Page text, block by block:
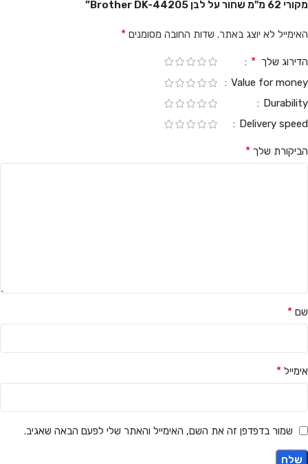
מקורי 62 מ"מ שחור על לבן Brother DK-44205”
האימייל לא יוצג באתר. שדות החובה מסומנים *
הדירוג שלך *
Value for money
Durability
Delivery speed
הביקורת שלך *
שם *
אימייל *
שמור בדפדפן זה את השם, האימייל והאתר שלי לפעם הבאה שאגיב.